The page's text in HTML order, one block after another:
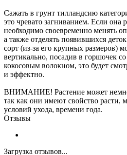
Сажать в грунт тилландсию
это чревато загниванием. Если она
необходимо своевременно менять
а также отделять появившихся
сорт (из-за его крупных размеров)
вертикально, посадив в горшочек
кокосовым волокном, это будет
и эффектно.
ВНИМАНИЕ! Растение может
так как они имеют свойство расти,
условий ухода, времени года.
Отзывы
Загрузка отзывов...